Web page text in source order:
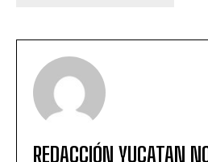
REDACCIÓN YUCATAN